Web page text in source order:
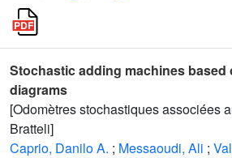
Stochastic adding machines based
diagrams
[Odomètres stochastiques associées
Bratteli]
Caprio, Danilo A. ; Messaoudi, Ali ;